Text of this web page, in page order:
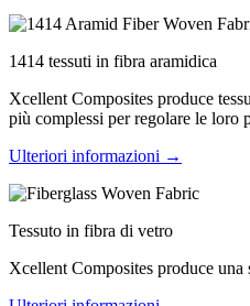
1414 tessuti in fibra aramidica
Xcellent Composites produce
più complessi per regolare le loro
Ulteriori informazioni →
Tessuto in fibra di vetro
Xcellent Composites produce